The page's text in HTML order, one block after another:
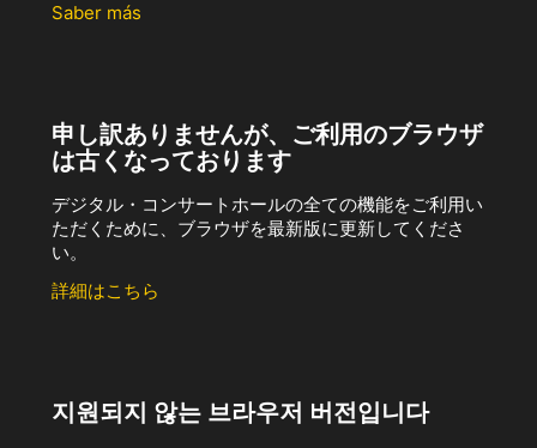
Saber más
申し訳ありませんが、ご利用のブラウザ
は古くなっております
デジタル・コンサートホールの全ての機能をご利用い
ただくために、ブラウザを最新版に更新してくださ
い。
詳細はこちら
지원되지 않는 브라우저 버전입니다